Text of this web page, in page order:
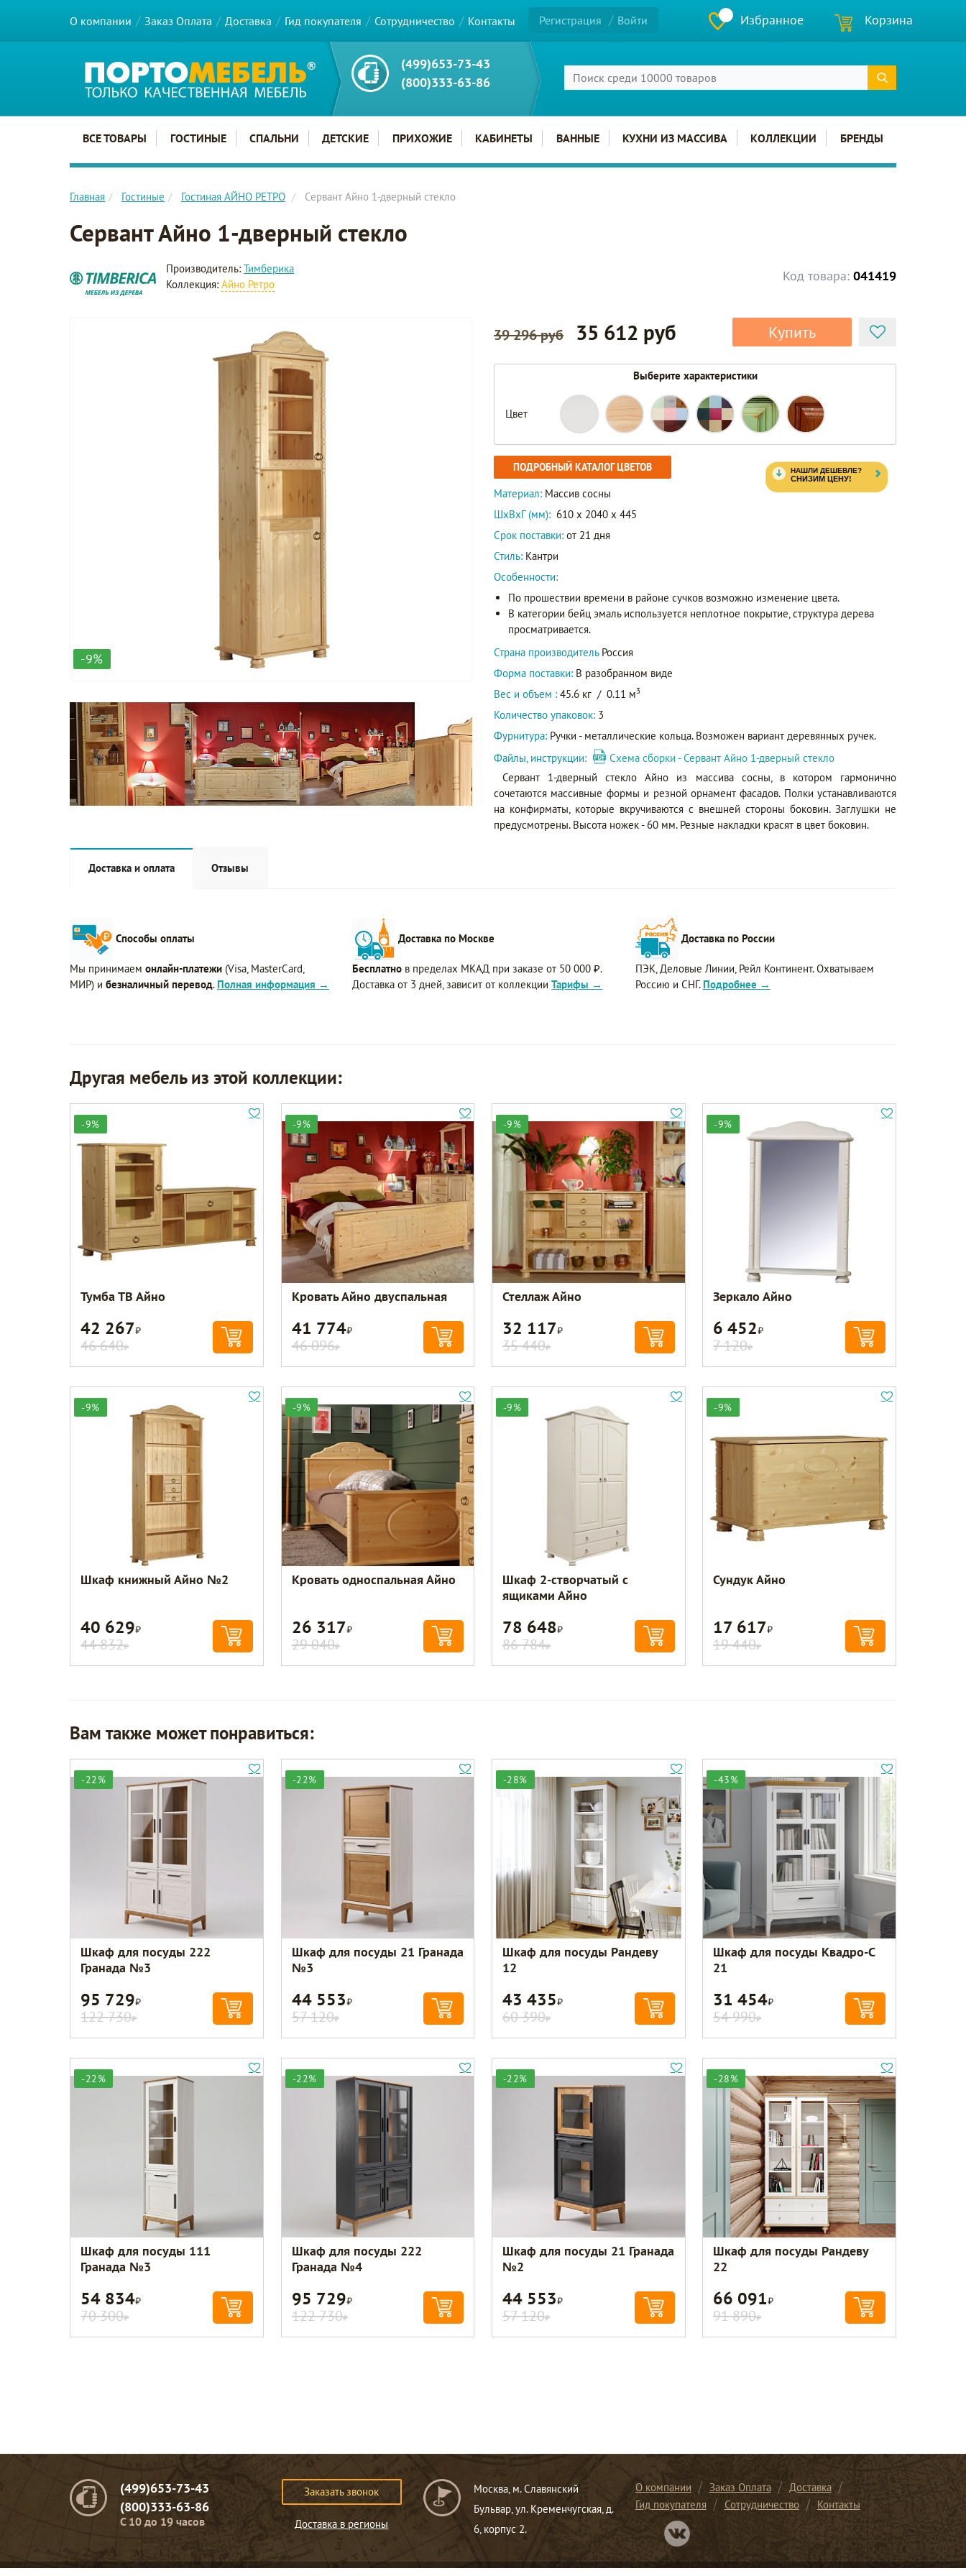
О компании Заказ Оплата Доставка Гид покупателя Сотрудничество Контакты Регистрация Войти Избранное Корзина
(499)653-73-43
(800)333-63-86
Главное меню сайта
ВСЕ ТОВАРЫ ГОСТИНЫЕ СПАЛЬНИ ДЕТСКИЕ ПРИХОЖИЕ КАБИНЕТЫ ВАННЫЕ КУХНИ ИЗ МАССИВА КОЛЛЕКЦИИ БРЕНДЫ
Главная Гостиные Гостиная АЙНО РЕТРО Сервант Айно 1-дверный стекло
Сервант Айно 1-дверный стекло
Код товара: 041419
Производитель: Тимберика
Коллекция: Айно Ретро
-9%
39 296 руб 35 612 руб Купить
Выберите характеристики
Цвет
ПОДРОБНЫЙ КАТАЛОГ ЦВЕТОВ
Материал: Массив сосны
ШxВxГ (мм): 610 x 2040 x 445
Срок поставки: от 21 дня
Стиль: Кантри
Особенности:
По прошествии времени в районе сучков возможно изменение цвета.
В категории бейц эмаль используется неплотное покрытие, структура дерева
просматривается.
Страна производитель Россия
Форма поставки: В разобранном виде
Вес и объем : 45.6 кг / 0.11 м3
Количество упаковок: 3
Фурнитура: Ручки - металлические кольца. Возможен вариант деревянных ручек.
Файлы, инструкции:
Схема сборки - Сервант Айно 1-дверный стекло
Сервант 1-дверный стекло Айно из массива сосны, в котором гармонично
сочетаются массивные формы и резной орнамент фасадов. Полки устанавливаются
на конфирматы, которые вкручиваются с внешней стороны боковин. Заглушки не
предусмотрены. Высота ножек - 60 мм. Резные накладки красят в цвет боковин.
Доставка и оплата Отзывы
Способы оплаты
Мы принимаем онлайн-платежи (Visa, MasterCard,
МИР) и безналичный перевод. Полная информация →
Доставка по Москве
Бесплатно в пределах МКАД при заказе от 50 000 ₽.
Доставка от 3 дней, зависит от коллекцииТарифы →
Доставка по России
ПЭК, Деловые Линии, Рейл Континент. Охватываем
Россию и СНГ. Подробнее →
Другая мебель из этой коллекции:
-9%
Тумба ТВ Айно
42 267Р
46 640Р
-9%
Кровать Айно двуспальная
41 774Р
46 096Р
-9%
Стеллаж Айно
32 117Р
35 440Р
-9%
Зеркало Айно
6 452Р
7 120Р
-9%
Шкаф книжный Айно №2
40 629Р
44 832Р
-9%
Кровать односпальная Айно
26 317Р
29 040Р
-9%
Шкаф 2-створчатый с
ящиками Айно
78 648Р
86 784Р
-9%
Сундук Айно
17 617Р
19 440Р
Вам также может понравиться:
-22%
Шкаф для посуды 222
Гранада №3
95 729Р
122 730Р
-22%
Шкаф для посуды 21 Гранада
№3
44 553Р
57 120Р
-28%
Шкаф для посуды Рандеву
12
43 435Р
60 390Р
-43%
Шкаф для посуды Квадро-С
21
31 454Р
54 990Р
-22%
Шкаф для посуды 111
Гранада №3
54 834Р
70 300Р
-22%
Шкаф для посуды 222
Гранада №4
95 729Р
122 730Р
-22%
Шкаф для посуды 21 Гранада
№2
44 553Р
57 120Р
-28%
Шкаф для посуды Рандеву
22
66 091Р
91 890Р
(499)653-73-43
(800)333-63-86
C 10 до 19 часов
Заказать звонок
Доставка в регионы
Москва, м. Славянский
Бульвар, ул. Кременчугская, д.
6, корпус 2.
О компании Заказ Оплата
Доставка
Гид покупателя
Сотрудничество
Контакты
Перейти в нашу группу Вконтакте